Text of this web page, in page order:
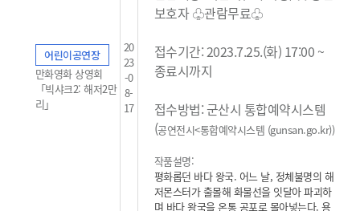
어린이공연장
만화영화 상영회
「빅샤크2: 해저2만
리」
20
23
-0
8-
17
보호자 ♧관람무료♧
접수기간: 2023.7.25.(화) 17:00 ~
종료시까지
접수방법: 군산시 통합예약시스템
(공연전시<통합예약시스템 (gunsan.go.kr))
작품설명:
평화롭던 바다 왕국. 어느 날, 정체불명의 해
저몬스터가 출몰해 화물선을 잇달아 파괴하
며 바다 왕국을 온통 공포로 몰아넣는다. 용